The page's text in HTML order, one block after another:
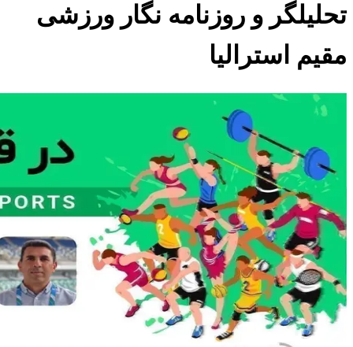
تحلیلگر و روزنامه نگار ورزشی
مقیم استرالیا